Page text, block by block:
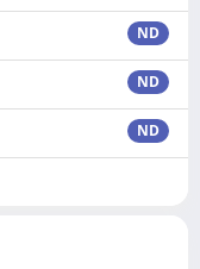
ND
ND
ND